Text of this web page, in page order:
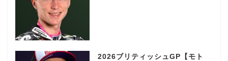
2026ブリティッシュGP【モト